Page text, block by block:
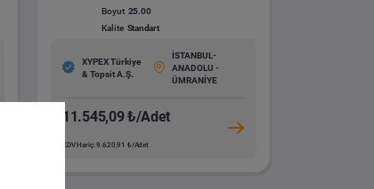
Boyut 25.00
Kalite Standart
XYPEX Türkiye
& Topsit A.Ş.
İSTANBUL-
ANADOLU -
ÜMRANİYE
11.545,09 ₺/Adet
KDV Hariç: 9.620,91 ₺/Adet